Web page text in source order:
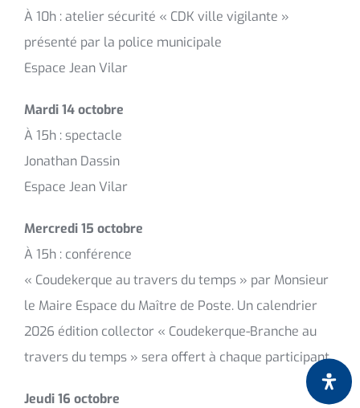
À 10h : atelier sécurité « CDK ville vigilante »
présenté par la police municipale
Espace Jean Vilar
Mardi 14 octobre
À 15h : spectacle
Jonathan Dassin
Espace Jean Vilar
Mercredi 15 octobre
À 15h : conférence
« Coudekerque au travers du temps » par Monsieur
le Maire Espace du Maître de Poste. Un calendrier
2026 édition collector « Coudekerque-Branche au
travers du temps » sera offert à chaque participant.
Jeudi 16 octobre